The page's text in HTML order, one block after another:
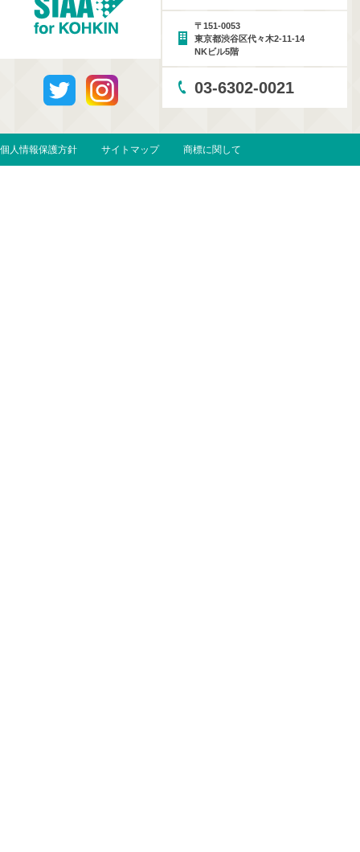
〒151-0053
東京都渋谷区代々木2-11-14
NKビル5階
03-6302-0021
個人情報保護方針 サイトマップ 商標に関して